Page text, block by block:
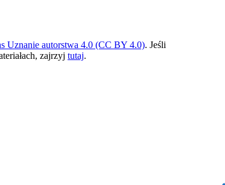
Uznanie autorstwa 4.0 (CC BY 4.0). Jeśli
zajrzyj tutaj.